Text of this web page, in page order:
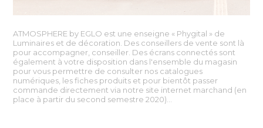
ATMOSPHERE by EGLO est une enseigne « Phygital » de
Luminaires et de décoration. Des conseillers de vente sont là
pour accompagner, conseiller. Des écrans connectés sont
également à votre disposition dans l'ensemble du magasin
pour vous permettre de consulter nos catalogues
numériques, les fiches produits et pour bientôt passer
commande directement via notre site internet marchand (en
place à partir du second semestre 2020)…